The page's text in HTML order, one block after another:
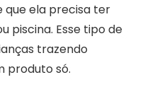
que ela precisa ter
piscina. Esse tipo de
trazendo
produto só.